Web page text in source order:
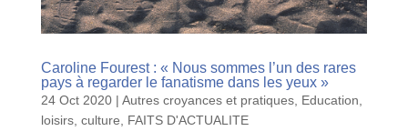
Caroline Fourest : « Nous sommes l’un des rares
pays à regarder le fanatisme dans les yeux »
24 Oct 2020| Autres croyances et pratiques, Education,
loisirs, culture
FAITS D'ACTUALITE